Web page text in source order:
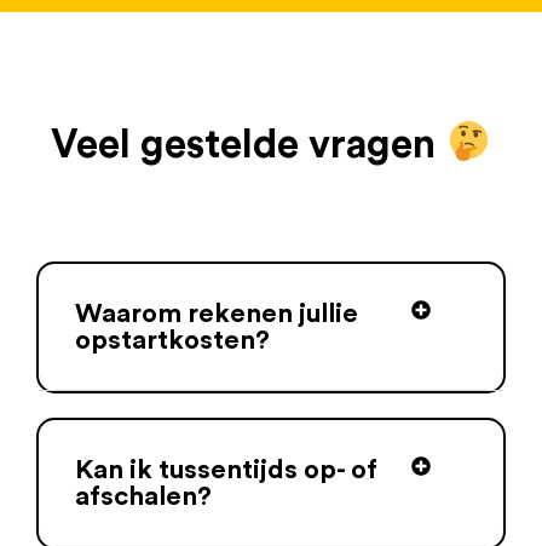
Veel gestelde vragen
Waarom rekenen jullie
opstartkosten?
Kan ik tussentijds op- of
afschalen?